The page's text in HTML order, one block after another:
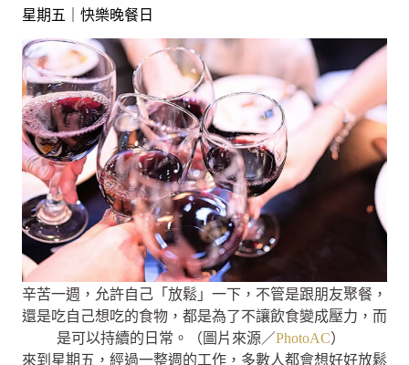
星期五｜快樂晚餐日
辛苦一週，允許自己「放鬆」一下，不管是跟朋友聚餐，
還是吃自己想吃的食物，都是為了不讓飲食變成壓力，而
是可以持續的日常。（圖片來源／PhotoAC）
來到星期五，經過一整週的工作，多數人都會想好好放鬆